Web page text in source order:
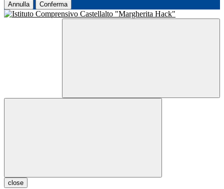
Annulla Conferma
close